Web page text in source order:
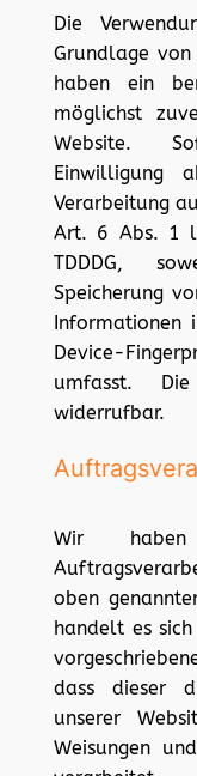
Die
Grundlage
haben ein
möglichst
Website.
Einwilligung
Verarbeitung
Art. 6 Abs. 1
TDDDG,
Speicherung
Informationen
Device-
umfasst.
widerrufbar.
Wir
oben
handelt es
dass dieser
unserer
Weisungen